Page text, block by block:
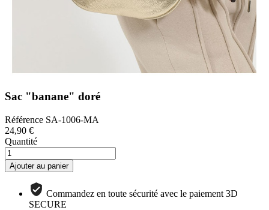
Sac "banane" doré
Référence SA-1006-MA
24,90 €
Quantité
Ajouter au panier
Commandez en toute sécurité avec le paiement 3D
SECURE